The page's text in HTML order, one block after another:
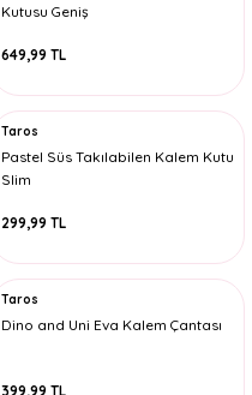
Kutusu Geniş
649,99 TL
Taros
Pastel Süs Takılabilen Kalem Kutu
Slim
299,99 TL
Taros
Dino and Uni Eva Kalem Çantası
399,99 TL